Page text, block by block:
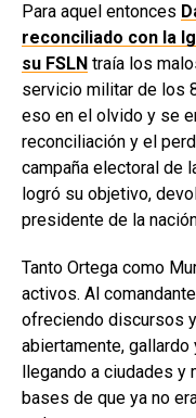
Para aquel entonces
reconciliado con la
su FSLN traía los
servicio militar de los
eso en el olvido y se
reconciliación y el
campaña electoral de
logró su objetivo,
presidente de la
Tanto Ortega como
activos. Al
ofreciendo discursos
abiertamente, gallardo
llegando a ciudades y
bases de que ya no